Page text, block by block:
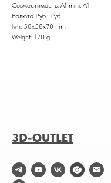
Совместимость: A1 mini, A1
Валюта Руб.: Руб.
lwh: 58x58x70 mm
Weight: 170 g
3D-OUTLET